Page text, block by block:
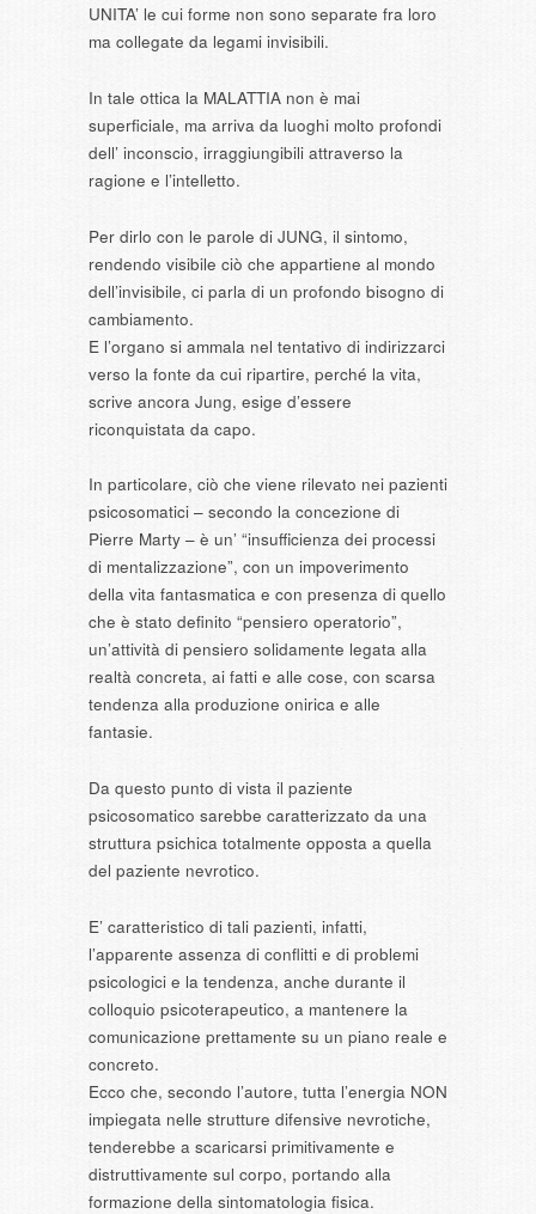
UNITA’ le cui forme non sono separate fra loro
ma collegate da legami invisibili.
In tale ottica la MALATTIA non è mai
superficiale, ma arriva da luoghi molto profondi
dell’ inconscio, irraggiungibili attraverso la
ragione e l’intelletto.
Per dirlo con le parole di JUNG, il sintomo,
rendendo visibile ciò che appartiene al mondo
dell’invisibile, ci parla di un profondo bisogno di
cambiamento.
E l’organo si ammala nel tentativo di indirizzarci
verso la fonte da cui ripartire, perché la vita,
scrive ancora Jung, esige d’essere
riconquistata da capo.
In particolare, ciò che viene rilevato nei pazienti
psicosomatici – secondo la concezione di
Pierre Marty – è un’ “insufficienza dei processi
di mentalizzazione”, con un impoverimento
della vita fantasmatica e con presenza di quello
che è stato definito “pensiero operatorio”,
un’attività di pensiero solidamente legata alla
realtà concreta, ai fatti e alle cose, con scarsa
tendenza alla produzione onirica e alle
fantasie.
Da questo punto di vista il paziente
psicosomatico sarebbe caratterizzato da una
struttura psichica totalmente opposta a quella
del paziente nevrotico.
E’ caratteristico di tali pazienti, infatti,
l’apparente assenza di conflitti e di problemi
psicologici e la tendenza, anche durante il
colloquio psicoterapeutico, a mantenere la
comunicazione prettamente su un piano reale e
concreto.
Ecco che, secondo l’autore, tutta l’energia NON
impiegata nelle strutture difensive nevrotiche,
tenderebbe a scaricarsi primitivamente e
distruttivamente sul corpo, portando alla
formazione della sintomatologia fisica.